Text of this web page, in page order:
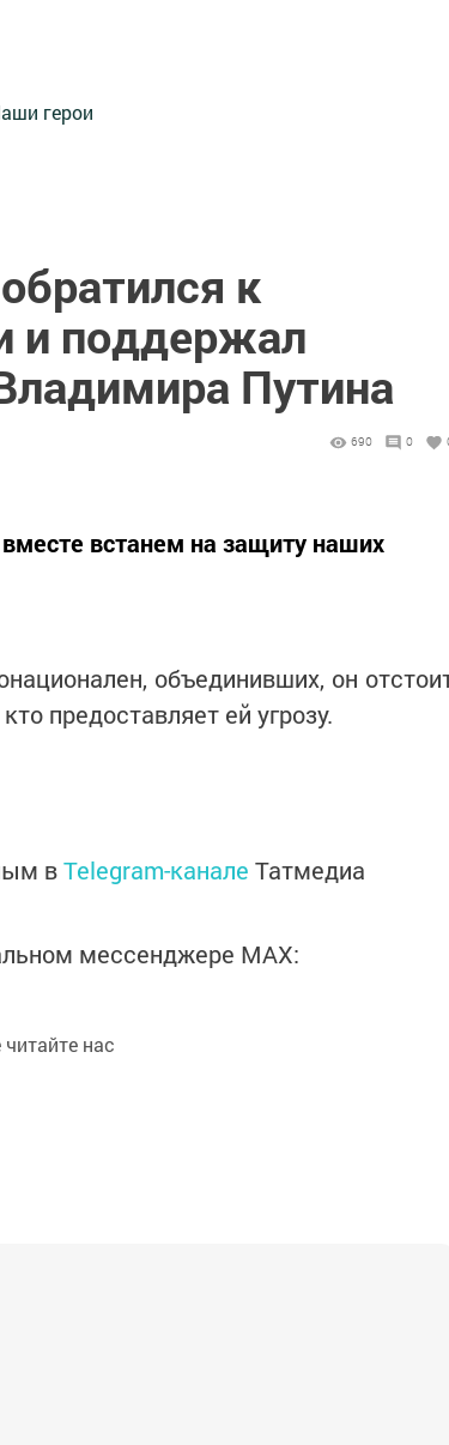
герои
к
и поддержал
Путина
690 0
встанем на защиту наших
объединивших, он
предоставляет ей угрозу.
вTelegram-канале Татмедиа
мессенджере MАХ:
читайте нас